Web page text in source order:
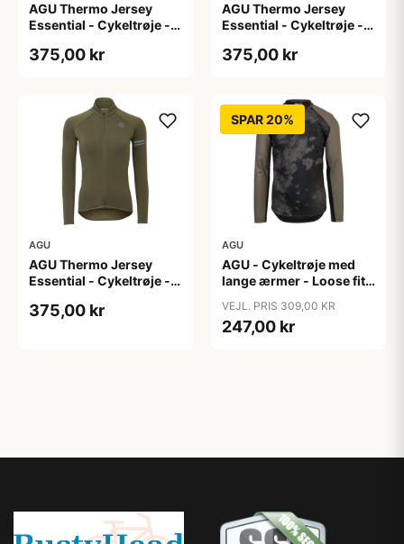
AGU Thermo Jersey
Essential - Cykeltrøje -
S
375,00 kr
AGU Thermo Jersey
Essential - Cykeltrøje -
XL
375,00 kr
AGU
AGU Thermo Jersey
Essential - Cykeltrøje -
XXL
375,00 kr
SPAR 20%
AGU
AGU - Cykeltrøje med
lange ærmer - Loose fit -
VEJL. PRIS 309,00 KR
247,00 kr